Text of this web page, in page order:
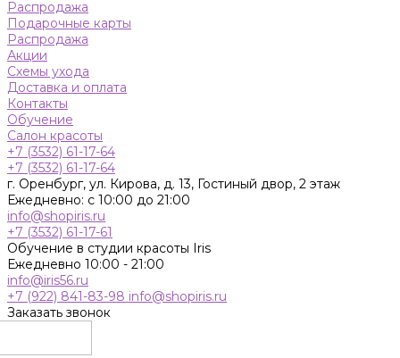
Распродажа
Подарочные карты
Распродажа
Акции
Схемы ухода
Доставка и оплата
Контакты
Обучение
Салон красоты
+7 (3532) 61-17-64
+7 (3532) 61-17-64
г. Оренбург, ул. Кирова, д. 13, Гостиный двор, 2 этаж
Ежедневно: с 10:00 до 21:00
info@shopiris.ru
+7 (3532) 61-17-61
Обучение в студии красоты Iris
Ежедневно 10:00 - 21:00
info@iris56.ru
+7 (922) 841-83-98 info@shopiris.ru
Заказать звонок